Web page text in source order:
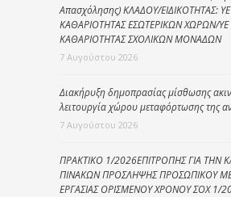
Απασχόλησης) ΚΛΑΔΟΥ/ΕΙΔΙΚΟΤΗΤΑΣ:
ΚΑΘΑΡΙΟΤΗΤΑΣ ΕΣΩΤΕΡΙΚΩΝ ΧΩΡΩΝ/
ΚΑΘΑΡΙΟΤΗΤΑΣ ΣΧΟΛΙΚΩΝ ΜΟΝΑΔΩΝ
7 Αυγούστου 2026
Διακήρυξη δημοπρασίας μίσθωσης
λειτουργία χώρου μεταφόρτωσης της
7 Αυγούστου 2026
ΠΡΑΚΤΙΚΟ 1/2026ΕΠΙΤΡΟΠΗΣ ΓΙΑ ΤΗΝ
ΠΙΝΑΚΩΝ ΠΡΟΣΛΗΨΗΣ ΠΡΟΣΩΠΙΚΟΥ
ΕΡΓΑΣΙΑΣ ΟΡΙΣΜΕΝΟΥ ΧΡΟΝΟΥ ΣΟΧ 1/